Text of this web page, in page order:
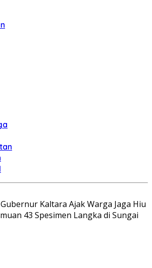
Gubernur Kaltara Ajak Warga Jaga Hiu
43 Spesimen Langka di Sungai